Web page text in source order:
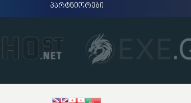
პარტნიორები